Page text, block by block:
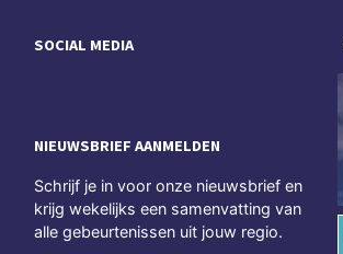
SOCIAL MEDIA
NIEUWSBRIEF AANMELDEN
Schrijf je in voor onze nieuwsbrief en
krijg wekelijks een samenvatting van
alle gebeurtenissen uit jouw regio.